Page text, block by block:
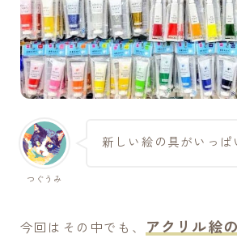
新着記事
ミニリューターの選び方[006]
絵ができるまで【小作品編】[005]
システム手帳用便利アイテム【仕切り
DAISOの２液性レジンを試したメモ
つぐうみ
新しい絵の具がいっぱ
今回はその中でも、 アクリル絵